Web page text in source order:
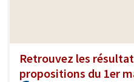
Retrouvez les
propositions du 1er